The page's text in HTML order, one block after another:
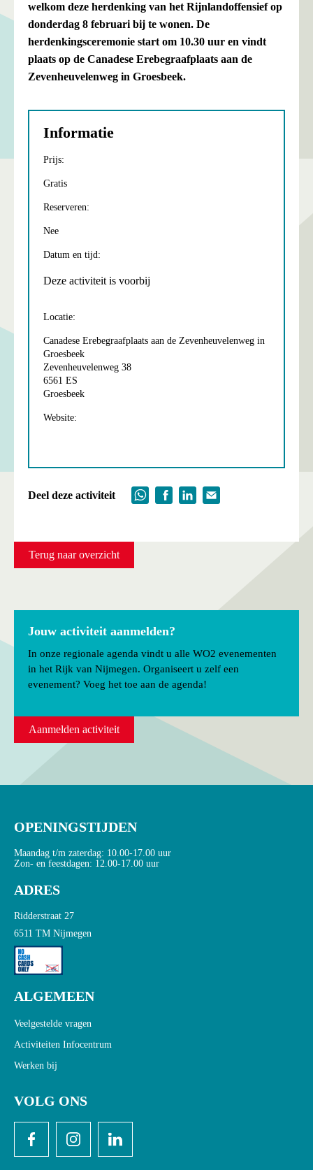
welkom deze herdenking van het Rijnlandoffensief op
donderdag 8 februari bij te wonen. De
herdenkingsceremonie start om 10.30 uur en vindt
plaats op de Canadese Erebegraafplaats aan de
Zevenheuvelenweg in Groesbeek.
Informatie
Prijs:
Gratis
Reserveren:
Nee
Datum en tijd:
Deze activiteit is voorbij
Locatie:
Canadese Erebegraafplaats aan de Zevenheuvelenweg in
Groesbeek
Zevenheuvelenweg 38
6561 ES
Groesbeek
Website:
Deel deze activiteit
Terug naar overzicht
Jouw activiteit aanmelden?
In onze regionale agenda vindt u alle WO2 evenementen
in het Rijk van Nijmegen. Organiseert u zelf een
evenement? Voeg het toe aan de agenda!
Aanmelden activiteit
OPENINGSTIJDEN
Maandag t/m zaterdag: 10.00-17.00 uur
Zon- en feestdagen: 12.00-17.00 uur
ADRES
Ridderstraat 27
6511 TM Nijmegen
ALGEMEEN
Veelgestelde vragen
Activiteiten Infocentrum
Werken bij
VOLG ONS